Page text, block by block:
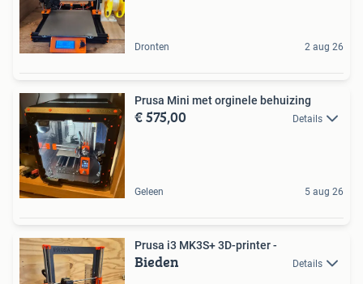
Dronten 2 aug 26
Prusa Mini met orginele behuizing
€ 575,00 Details
Geleen 5 aug 26
Prusa i3 MK3S+ 3D-printer -
Bieden Details